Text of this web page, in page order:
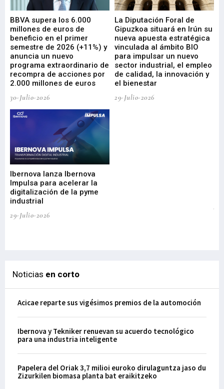
BBVA supera los 6.000
millones de euros de
beneficio en el primer
semestre de 2026 (+11%) y
anuncia un nuevo
programa extraordinario de
recompra de acciones por
2.000 millones de euros
30-Julio-2026
La Diputación Foral de
Gipuzkoa situará en Irún su
nueva apuesta estratégica
vinculada al ámbito BIO
para impulsar un nuevo
sector industrial, el empleo
de calidad, la innovación y
el bienestar
29-Julio-2026
Ibernova lanza Ibernova
Impulsa para acelerar la
digitalización de la pyme
industrial
29-Julio-2026
Noticias en corto
Acicae reparte sus vigésimos premios de la automoción
Ibernova y Tekniker renuevan su acuerdo tecnológico
para una industria inteligente
Papelera del Oriak 3,7 milioi euroko dirulaguntza jaso du
Zizurkilen biomasa planta bat eraikitzeko